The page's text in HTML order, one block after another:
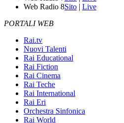
Web Radio 8Sito | Live
PORTALI WEB
Rai.tv
Nuovi Talenti
Rai Educational
Rai Fiction
Rai Cinema
Rai Teche
Rai International
Rai Eri
Orchestra Sinfonica
Rai World